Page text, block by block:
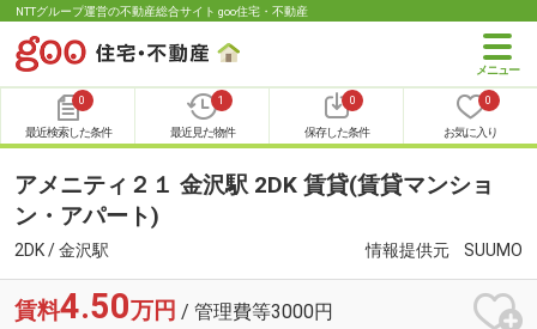
NTTグループ運営の不動産総合サイト goo住宅・不動産
0
最近検索した条件
1
最近見た物件
0
保存した条件
0
お気に入り
アメニティ２１ 金沢駅 2DK 賃貸(賃貸マンショ
ン・アパート)
2DK / 金沢駅 情報提供元 SUUMO
賃料4.50万円 / 管理費等3000円